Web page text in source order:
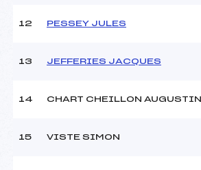
12 PESSEY JULES
13 JEFFERIES JACQUES
14 CHART CHEILLON AUGUSTIN
15 VISTE SIMON